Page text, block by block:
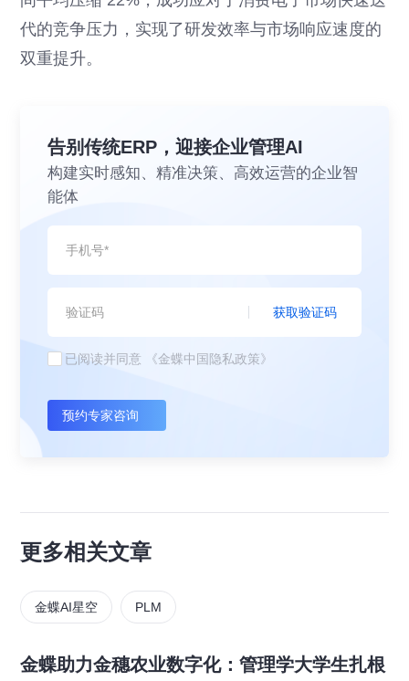
代的竞争压力，实现了研发效率与市场响应速度的
双重提升。
告别传统ERP，迎接企业管理AI
构建实时感知、精准决策、高效运营的企业智
能体
获取验证码
已阅读并同意 《金蝶中国隐私政策》
预约专家咨询
更多相关文章
金蝶AI星空 PLM
金蝶助力金穗农业数字化：管理学大学生扎根